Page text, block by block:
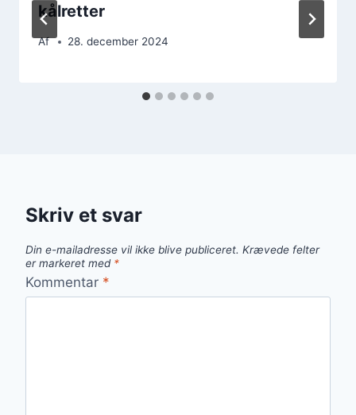
kålretter
Af 28. december 2024
Skriv et svar
Din e-mailadresse vil ikke blive publiceret. Krævede felter
er markeret med *
Kommentar *